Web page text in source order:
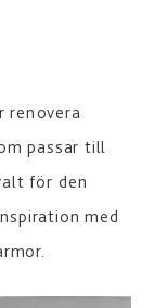
renovera
passar till
för den
med